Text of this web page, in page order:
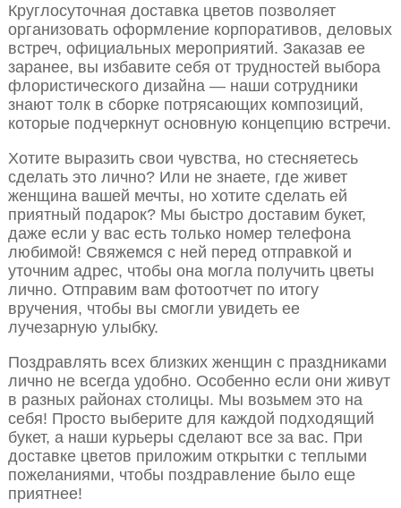
Круглосуточная доставка цветов позволяет
организовать оформление корпоративов, деловых
встреч, официальных мероприятий. Заказав ее
заранее, вы избавите себя от трудностей выбора
флористического дизайна — наши сотрудники
знают толк в сборке потрясающих композиций,
которые подчеркнут основную концепцию встречи.
Хотите выразить свои чувства, но стесняетесь
сделать это лично? Или не знаете, где живет
женщина вашей мечты, но хотите сделать ей
приятный подарок? Мы быстро доставим букет,
даже если у вас есть только номер телефона
любимой! Свяжемся с ней перед отправкой и
уточним адрес, чтобы она могла получить цветы
лично. Отправим вам фотоотчет по итогу
вручения, чтобы вы смогли увидеть ее
лучезарную улыбку.
Поздравлять всех близких женщин с праздниками
лично не всегда удобно. Особенно если они живут
в разных районах столицы. Мы возьмем это на
себя! Просто выберите для каждой подходящий
букет, а наши курьеры сделают все за вас. При
доставке цветов приложим открытки с теплыми
пожеланиями, чтобы поздравление было еще
приятнее!